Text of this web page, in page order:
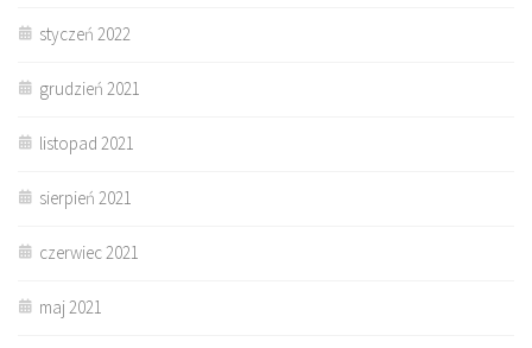
styczeń 2022
grudzień 2021
listopad 2021
sierpień 2021
czerwiec 2021
maj 2021